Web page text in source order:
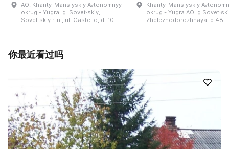
AO. Khanty-Mansiyskiy Avtonomnyy
okrug - Yugra, g. Sovet·skiy,
Sovet·skiy r-n., ul. Gastello, d. 10
Khanty-Mansiyskiy
okrug - Yugra AO, g
Zheleznodorozhnaya, d 48
你最近看过吗